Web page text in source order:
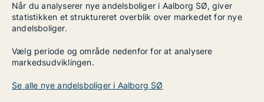
Når du analyserer nye andelsboliger i Aalborg SØ, giver
statistikken et struktureret overblik over markedet for nye
andelsboliger.
Vælg periode og område nedenfor for at analysere
markedsudviklingen.
Se alle nye andelsboliger i Aalborg SØ